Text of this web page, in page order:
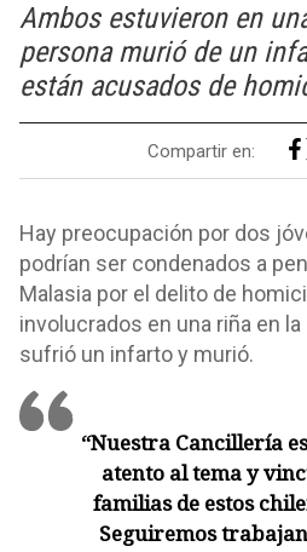
Ambos estuvieron en
persona murió de un
están acusados de
Compartir en:
Hay preocupación por dos
podrían ser condenados a
Malasia por el delito de
involucrados en una riña en
sufrió un infarto y murió.
“Nuestra Cancillería
atento al tema y
familias de estos
Seguiremos